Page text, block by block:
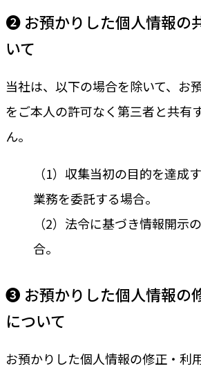
❷ お預かりした個人情報の
いて
当社は、以下の場合を除いて、お
をご本人の許可なく第三者と共有
ん。
（1）収集当初の目的を達成
業務を委託する場合。
（2）法令に基づき情報開示
合。
❸ お預かりした個人情報の
について
お預かりした個人情報の修正・利